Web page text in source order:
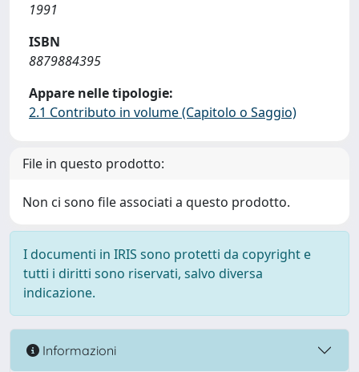
1991
ISBN
8879884395
Appare nelle tipologie:
2.1 Contributo in volume (Capitolo o Saggio)
File in questo prodotto:
Non ci sono file associati a questo prodotto.
I documenti in IRIS sono protetti da copyright e
tutti i diritti sono riservati, salvo diversa
indicazione.
Informazioni